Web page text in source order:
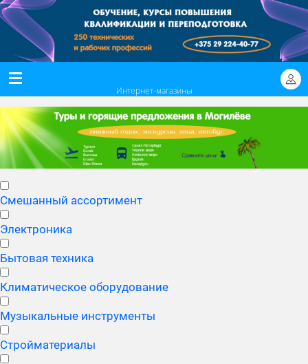
Интернет-магазины
Смешанный ассортимент
Электроника
Бытовая техника
Климатическое оборудование
Музыкальные инструменты
Стройматериалы